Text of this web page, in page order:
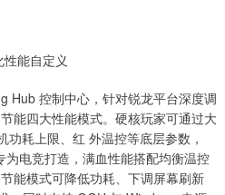
能自定义
Hub 控制中心，针对锐龙平台深度调
能四大性能模式。硬核玩家可通过大
功耗上限、红 外温控等底层参数，
电竞打造，满血性能搭配均衡温控
能模式可降低功耗、下调屏幕刷新